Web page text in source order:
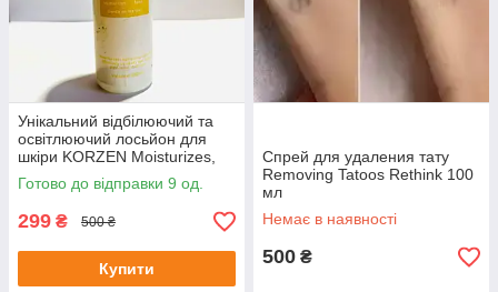
Унікальний відбілюючий та
освітлюючий лосьйон для
шкіри KORZEN Moisturizes,
100 мл
Готово до відправки 9 од.
299 ₴ 500 ₴
Купити
Спрей для удаления тату
Removing Tatoos Rethink 100
мл
Немає в наявності
500 ₴